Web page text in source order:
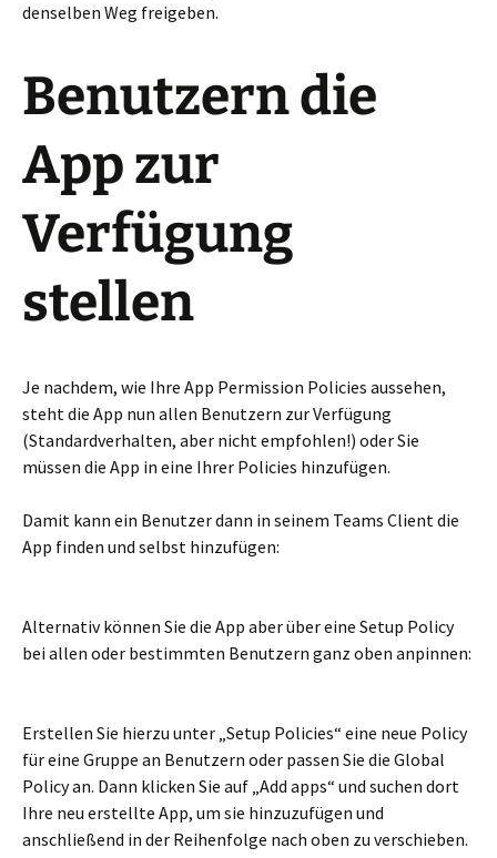
denselben Weg freigeben.
Benutzern die
App zur
Verfügung
stellen
Je nachdem, wie Ihre App Permission Policies aussehen,
steht die App nun allen Benutzern zur Verfügung
(Standardverhalten, aber nicht empfohlen!) oder Sie
müssen die App in eine Ihrer Policies hinzufügen.
Damit kann ein Benutzer dann in seinem Teams Client die
App finden und selbst hinzufügen:
Alternativ können Sie die App aber über eine Setup Policy
bei allen oder bestimmten Benutzern ganz oben anpinnen:
Erstellen Sie hierzu unter „Setup Policies“ eine neue Policy
für eine Gruppe an Benutzern oder passen Sie die Global
Policy an. Dann klicken Sie auf „Add apps“ und suchen dort
Ihre neu erstellte App, um sie hinzuzufügen und
anschließend in der Reihenfolge nach oben zu verschieben.